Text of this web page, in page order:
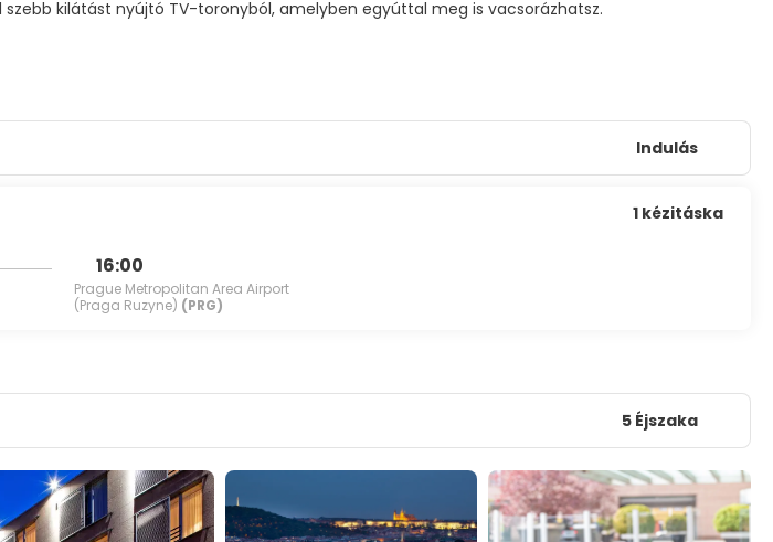
Indulás
16:00
Prague Metropolitan Area Airport
(Praga Ruzyne) (PRG)
1 kézitáska
5 Éjszaka